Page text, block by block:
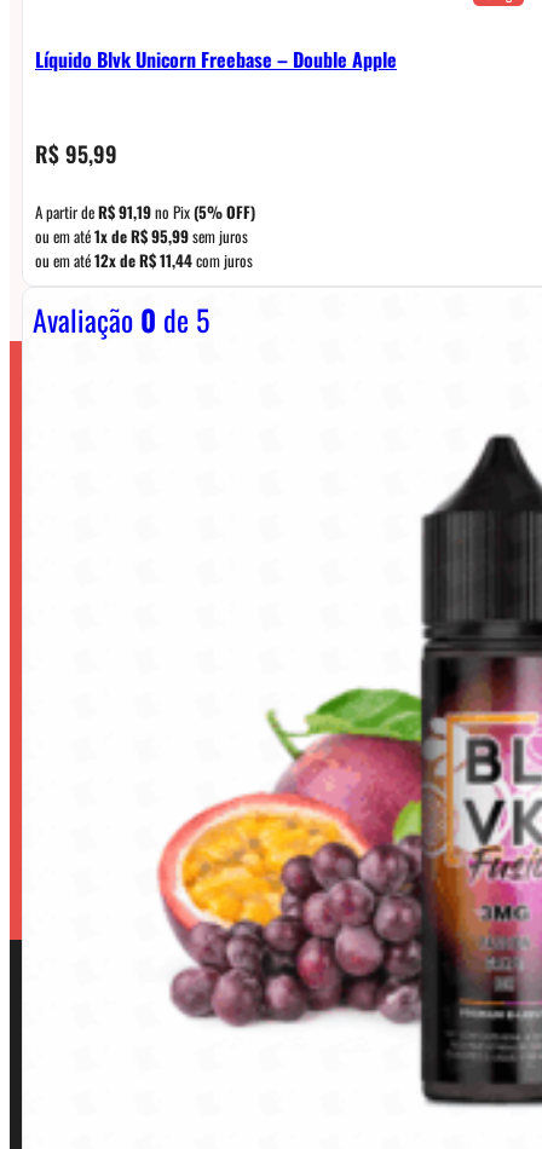
Líquido Blvk Unicorn Freebase – Double Apple
R$95,99
A partir deR$91,19no Pix(5% OFF)
ou em até1x deR$95,99sem juros
ou em até12x deR$11,44com juros
Avaliação0 de 5